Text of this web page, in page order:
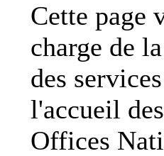
Cette page
charge de
des
l'accueil
Offices